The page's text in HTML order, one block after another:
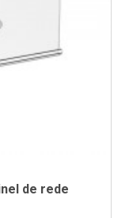
de rede